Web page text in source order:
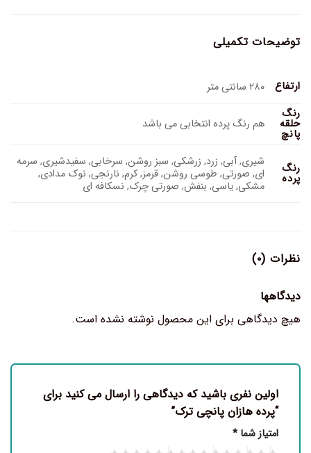
توضیحات تکمیلی
ارتفاع
۲۸۰ سانتی متر
رنگ
حلقه
پانچ
هم رنگ پرده انتخابی می باشد
رنگ
پرده
شیری, آبی, زرد, زرشکی, سبز روشن, سرخابی, سفیدشیری, سرمه
ای, صورتی, طوسی روشن, قرمز, کرم, نارنجی, نوک مدادی,
مشکی, یاسی, بنفش, صورتی چرک, نسکافه ای
نظرات (۰)
دیدگاهها
هیچ دیدگاهی برای این محصول نوشته نشده است.
اولین نفری باشید که دیدگاهی را ارسال می کنید برای
“پرده هازان پانچی ترک”
امتیاز شما *